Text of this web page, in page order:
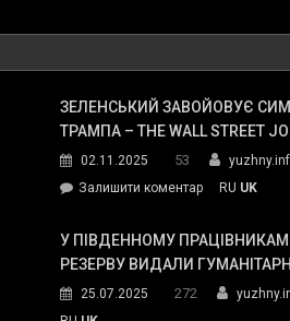
ЗЕЛЕНСЬКИЙ ЗАВОЙОВУЄ
ТРАМПА – THE WALL STREET
02.11.2025 53
Залишити коментарon
завойовує
симпатії
Трампа
RU UK
У ПІВДЕННОМУ ПРАЦІВНИКАМ
РЕЗЕРВУ ВИДАЛИ
25.07.2025 272